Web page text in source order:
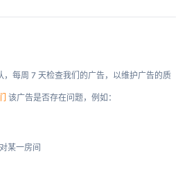
每周 7 天检查我们的广告，以维护广告的质
该广告是否存在问题，例如：
某一房间